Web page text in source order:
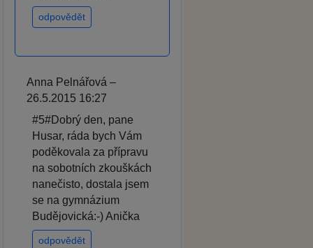
odpovědět
Anna Pelnářová –
26.5.2015 16:27
#5#Dobrý den, pane
Husar, ráda bych Vám
poděkovala za přípravu
na sobotních zkouškách
nanečisto, dostala jsem
se na gymnázium
Budějovická:-) Anička
odpovědět